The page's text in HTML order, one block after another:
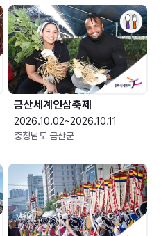
금산세계인삼축제
2026.10.02~2026.10.11
충청남도 금산군